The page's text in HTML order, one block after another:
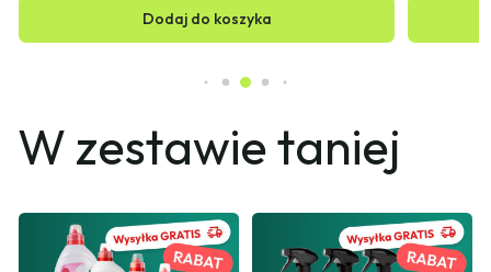
Dodaj do koszyka
W zestawie taniej